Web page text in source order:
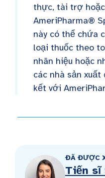
thực, tài trợ
AmeriPharma®
này có thể chứa
loại thuốc theo
nhãn hiệu hoặc
các nhà sản
kết với
ĐÃ ĐƯỢC
Tiến sĩ